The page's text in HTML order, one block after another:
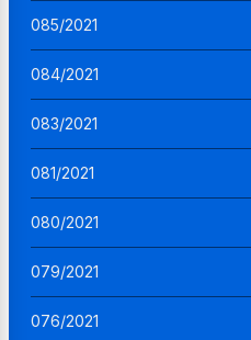
085/2021
084/2021
083/2021
081/2021
080/2021
079/2021
076/2021